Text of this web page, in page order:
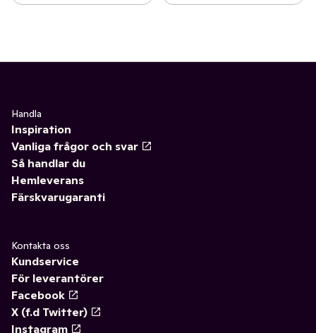
Handla
Inspiration
Vanliga frågor och svar
Så handlar du
Hemleverans
Färskvarugaranti
Kontakta oss
Kundservice
För leverantörer
Facebook
X (f.d Twitter)
Instagram